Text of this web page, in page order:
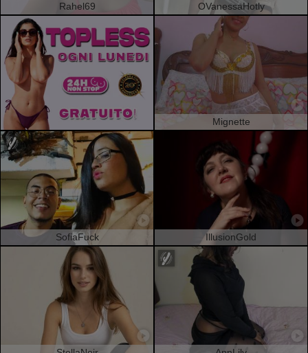
Rahel69 OVanessaHotly
Mignette
SofiaFuck IllusionGold